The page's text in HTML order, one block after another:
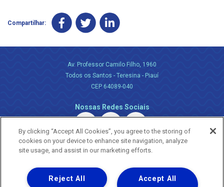
Compartilhar:
Av. Professor Camilo Filho, 1960
Todos os Santos - Teresina - Piauí
CEP 64089-040
Nossas Redes Sociais
Uma empresa
By clicking “Accept All Cookies”, you agree to the storing of
cookies on your device to enhance site navigation, analyze
site usage, and assist in our marketing efforts.
Accept All
Reject All